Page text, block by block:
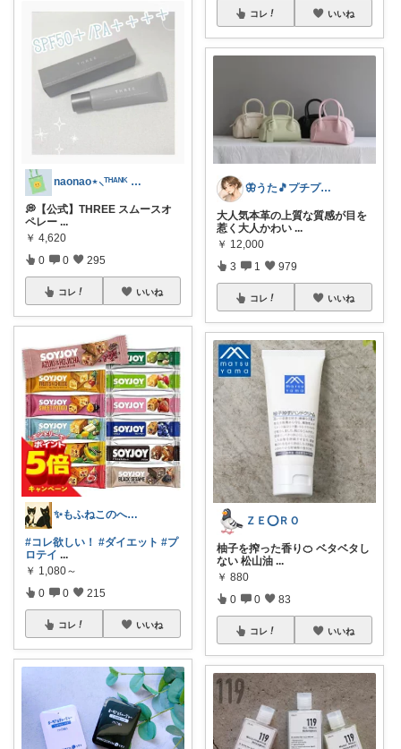
naonao⋆⸜ᵀᴴᴬᴺᴷ ᵞᴼᵁ⸝⋆
💭【公式】THREE スムースオ
ペレー ...
￥ 4,620
0 0 295
コレ いいね
✨もふねこのへや✨
#コレ欲しい！ #ダイエット #プ
ロテイ ...
￥ 1,080～
0 0 215
コレ いいね
コレ いいね
🦋うた🎵プチプラでも妥協したくない
大人気本革の上質な質感が目を
惹く大人かわい ...
￥ 12,000
3 1 979
コレ いいね
ＺＥ⭕ＲＯ
柚子を搾った香り🍊 ベタベタし
ない 松山油 ...
￥ 880
0 0 83
コレ いいね